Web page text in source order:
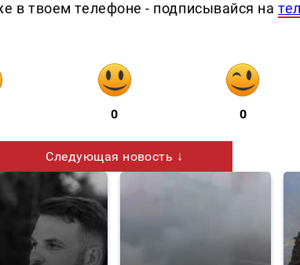
в твоем телефоне - подписывайся на
0 0
Следующая новость ↓